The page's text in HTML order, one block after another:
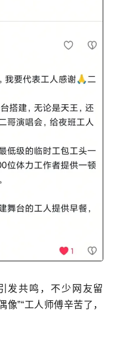
发共鸣，不少网友留
像”“工人师傅辛苦了，